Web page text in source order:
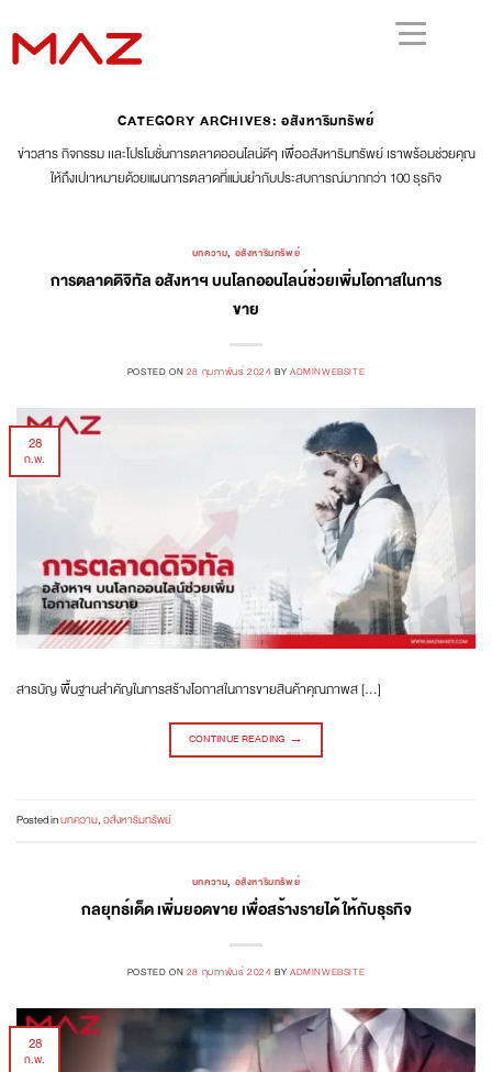
CATEGORY ARCHIVES:อสังหาริมทรัพย์
ข่าวสาร กิจกรรม เเละโปรโมชั่นการตลาดออนไลน์ดีๆ เพื่ออสังหาริมทรัพย์ เราพร้อมช่วยคุณ
ให้ถึงเปเาหมายด้วยแผนการตลาดที่แม่นยำกับประสบการณ์มากกว่า 100 ธุรกิจ
บทความ, อสังหาริมทรัพย์
การตลาดดิจิทัล อสังหาฯ บนโลกออนไลน์ช่วยเพิ่มโอกาสในการ
ขาย
POSTED ON 28 กุมภาพันธ์ 2024 BYADMINWEBSITE
28
ก.พ.
สารบัญ พื้นฐานสำคัญในการสร้างโอกาสในการขายสินค้าคุณภาพส […]
CONTINUE READING →
Posted inบทความ,อสังหาริมทรัพย์
บทความ, อสังหาริมทรัพย์
กลยุทธ์เด็ด เพิ่มยอดขาย เพื่อสร้างรายได้ ให้กับธุรกิจ
POSTED ON 28 กุมภาพันธ์ 2024 BYADMINWEBSITE
28
ก.พ.